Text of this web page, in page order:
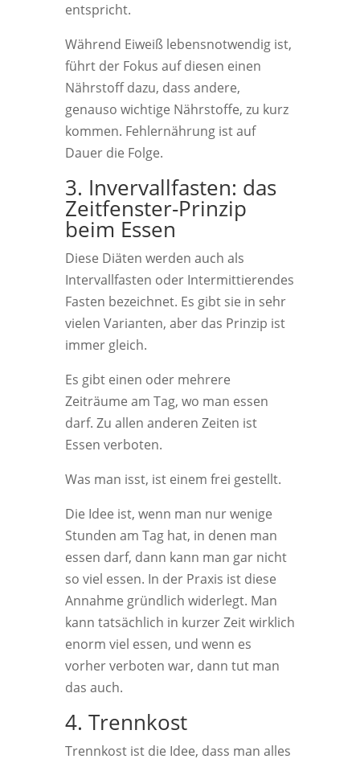
entspricht.
Während Eiweiß lebensnotwendig ist,
führt der Fokus auf diesen einen
Nährstoff dazu, dass andere,
genauso wichtige Nährstoffe, zu kurz
kommen. Fehlernährung ist auf
Dauer die Folge.
3. Invervallfasten: das
Zeitfenster-Prinzip
beim Essen
Diese Diäten werden auch als
Intervallfasten oder Intermittierendes
Fasten bezeichnet. Es gibt sie in sehr
vielen Varianten, aber das Prinzip ist
immer gleich.
Es gibt einen oder mehrere
Zeiträume am Tag, wo man essen
darf. Zu allen anderen Zeiten ist
Essen verboten.
Was man isst, ist einem frei gestellt.
Die Idee ist, wenn man nur wenige
Stunden am Tag hat, in denen man
essen darf, dann kann man gar nicht
so viel essen. In der Praxis ist diese
Annahme gründlich widerlegt. Man
kann tatsächlich in kurzer Zeit wirklich
enorm viel essen, und wenn es
vorher verboten war, dann tut man
das auch.
4. Trennkost
Trennkost ist die Idee, dass man alles